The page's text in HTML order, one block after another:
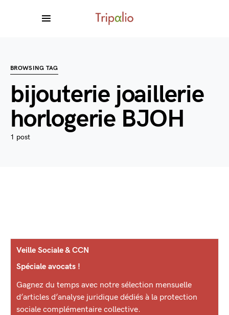
BROWSING TAG
bijouterie joaillerie
horlogerie BJOH
1 post
Veille Sociale & CCN
Spéciale avocats !
Gagnez du temps avec notre sélection mensuelle
d’articles d’analyse juridique dédiés à la protection
sociale complémentaire collective.